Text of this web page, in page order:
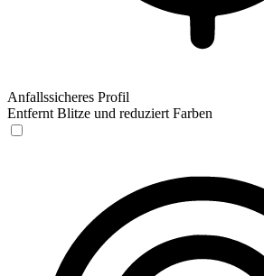
Anfallssicheres Profil
Entfernt Blitze und reduziert Farben